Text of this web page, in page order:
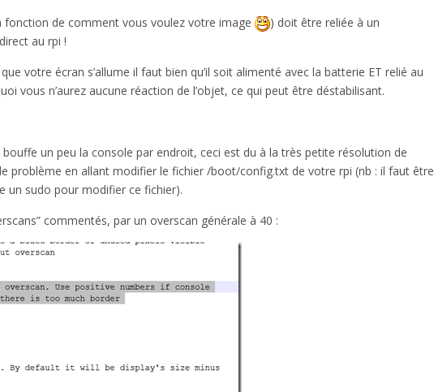
fonction de comment vous voulez votre image
) doit être reliée à un
au rpi !
votre écran s’allume il faut bien qu’il soit alimenté avec la batterie ET relié au
vous n’aurez aucune réaction de l’objet, ce qui peut être déstabilisant.
un peu la console par endroit, ceci est du à la très petite résolution de
problème en allant modifier le fichier /boot/config.txt de votre rpi (nb : il faut être
un sudo pour modifier ce fichier).
commentés, par un overscan générale à 40 :